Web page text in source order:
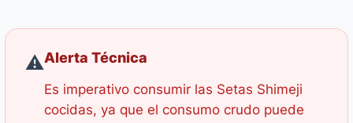
⚠️Alerta Técnica
Es imperativo consumir las Setas Shimeji
cocidas, ya que el consumo crudo puede